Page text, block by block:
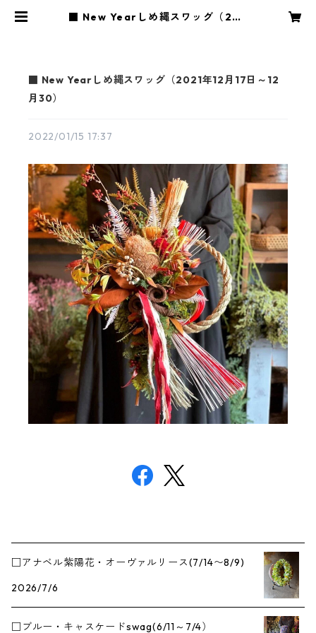
■ New Yearしめ縄スワッグ（202
■ New Yearしめ縄スワッグ（2021年12月17日～12
月30）
2022/01/15 17:37
□アナベル紫陽花・オーヴァルリース(7/14〜8/9)
2026/7/6
□ブルー・キャスケードswag(6/11～7/4）